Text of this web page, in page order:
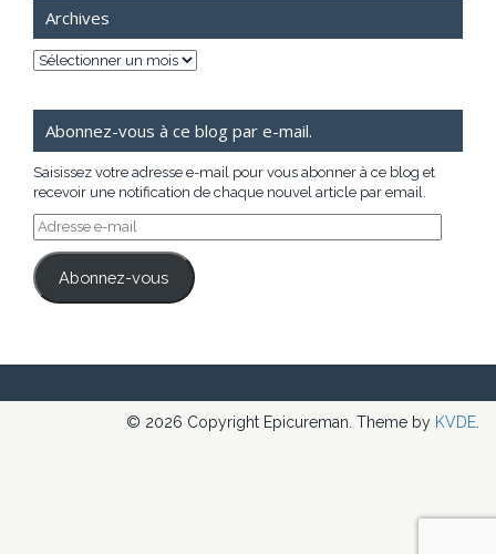
Archives
Archives
Abonnez-vous à ce blog par e-mail.
Saisissez votre adresse e-mail pour vous abonner à ce blog et
recevoir une notification de chaque nouvel article par email.
Adresse
e-
mail
Abonnez-vous
© 2026 Copyright Epicureman. Theme by KVDE.